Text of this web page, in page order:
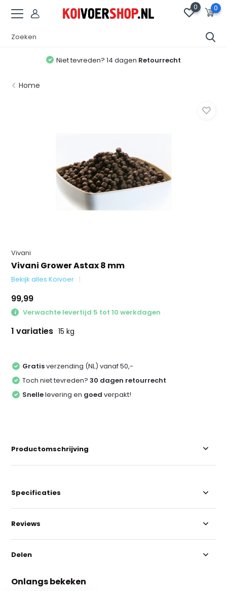
0 0
Niet tevreden? 14 dagen Retourrecht
Home
Vivani
Vivani Grower Astax 8 mm
Bekijk alles Koivoer
99,99
Verwachte levertijd 5 tot 10 werkdagen
1 variaties 15 kg
Gratisverzending (NL) vanaf 50,-
Toch niet tevreden?30 dagen retourrecht
Snellelevering en goed verpakt!
Productomschrijving
Specificaties
Reviews
Delen
Onlangs bekeken